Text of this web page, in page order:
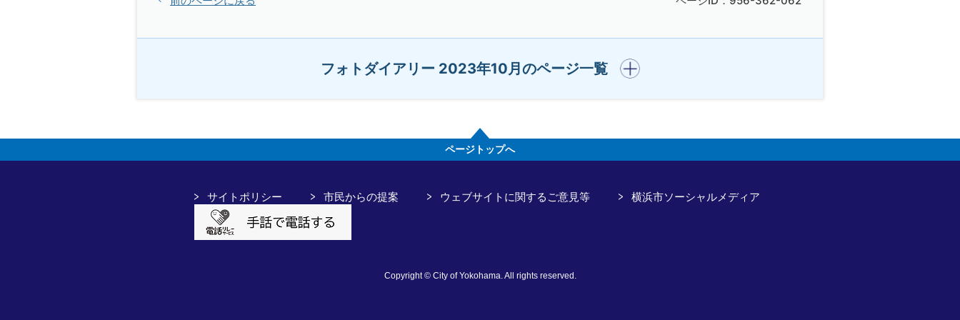
フォトダイアリー 2023年10月のページ一覧
開く
ページトップへ
サイトポリシー 市民からの提案 ウェブサイトに関するご意見等 横浜市ソーシャルメディア
Copyright © City of Yokohama. All rights reserved.